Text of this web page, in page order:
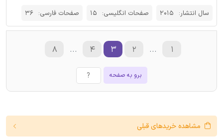
سال انتشار: 2015 صفحات انگلیسی: 15 صفحات فارسی: 36
برو به صفحه
۱ ... ۲ ۳ ۴ ... ۸
مشاهده خریدهای قبلی